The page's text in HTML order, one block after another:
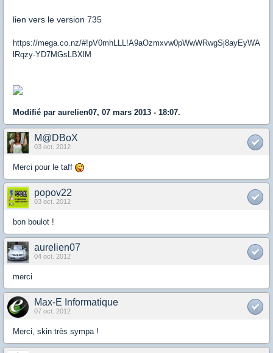
lien vers le version 735
https://mega.co.nz/#!pV0mhLLL!A9aOzmxvw0pWwWRwgSj8ayEyWA
lRqzy-YD7MGsLBXlM
Modifié par aurelien07, 07 mars 2013 - 18:07.
M@DBoX
03 oct. 2012
Merci pour le taff
popov22
03 oct. 2012
bon boulot !
aurelien07
04 oct. 2012
merci
Max-E Informatique
07 oct. 2012
Merci, skin très sympa !